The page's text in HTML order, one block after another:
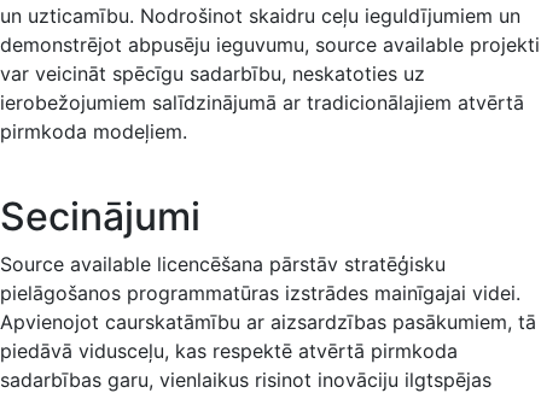
un uzticamību. Nodrošinot skaidru ceļu ieguldījumiem un
demonstrējot abpusēju ieguvumu, source available projekti
var veicināt spēcīgu sadarbību, neskatoties uz
ierobežojumiem salīdzinājumā ar tradicionālajiem atvērtā
pirmkoda modeļiem.
Secinājumi
Source available licencēšana pārstāv stratēģisku
pielāgošanos programmatūras izstrādes mainīgajai videi.
Apvienojot caurskatāmību ar aizsardzības pasākumiem, tā
piedāvā vidusceļu, kas respektē atvērtā pirmkoda
sadarbības garu, vienlaikus risinot inovāciju ilgtspējas